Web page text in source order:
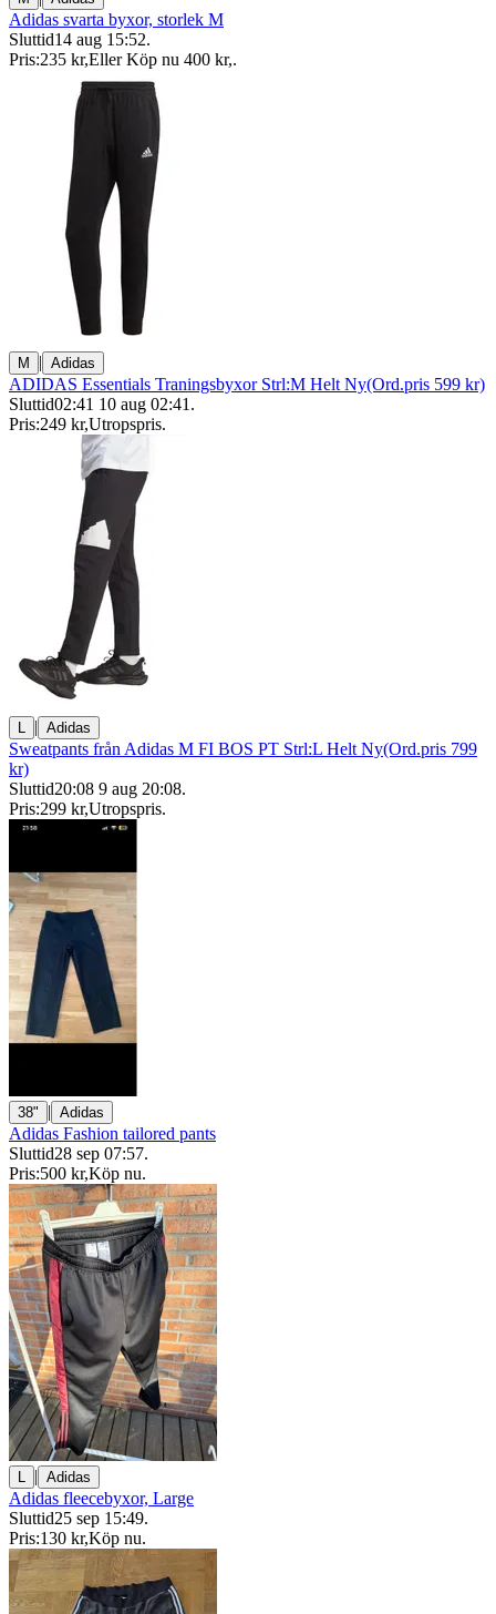
Adidas svarta byxor, storlek M
Sluttid14 aug 15:52.
Pris:235 kr,Eller Köp nu 400 kr,.
M | Adidas
ADIDAS Essentials Traningsbyxor Strl:M Helt Ny(Ord.pris 599 kr)
Sluttid02:41 10 aug 02:41 .
Pris:249 kr,Utropspris.
L | Adidas
Sweatpants från Adidas M FI BOS PT Strl:L Helt Ny(Ord.pris 799
kr)
Sluttid20:08 9 aug 20:08.
Pris:299 kr,Utropspris.
38" | Adidas
Adidas Fashion tailored pants
Sluttid28 sep 07:57.
Pris:500 kr,Köp nu.
L | Adidas
Adidas fleecebyxor, Large
Sluttid25 sep 15:49.
Pris:130 kr,Köp nu.